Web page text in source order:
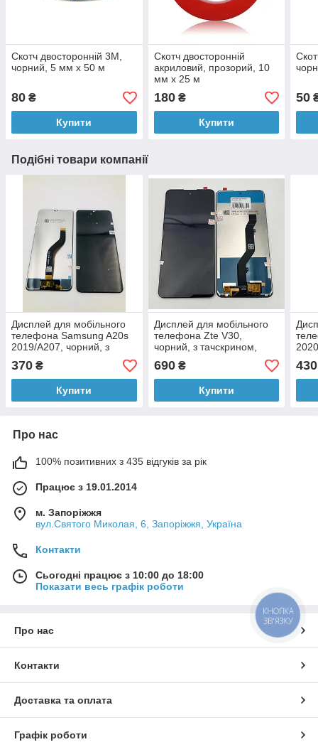
Скотч двосторонній 3M,
чорний, 5 мм x 50 м
80 ₴
Купити
Скотч двосторонній
акриловий, прозорий, 10
мм x 25 м
180₴
Купити
50
Подібні товари компанії
Дисплей для мобільного
телефона Samsung A20s
2019/A207, чорний, з
370 ₴
Купити
Дисплей для мобільного
телефона Zte V30,
чорний, з тачскрином,
690₴
Купити
430
Про нас
100% позитивних з 435 відгуків за рік
Працює з 19.01.2014
м. Запоріжжя
вул.Святого Миколая, 6, Запоріжжя, Україна
Контакти
Сьогодні працює з 10:00 до 18:00
Показати весь графік роботи
Про нас
Контакти
Доставка та оплата
Графік роботи
КНОПКА
ЗВ'ЯЗКУ